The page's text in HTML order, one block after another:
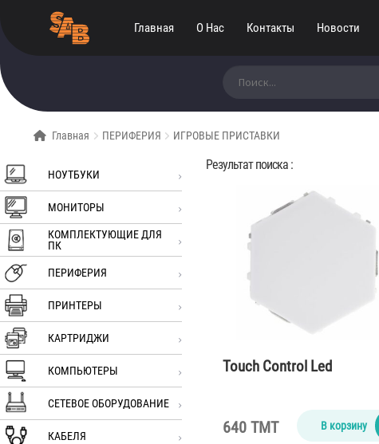
Главная О Нас Контакты Новости
Главная ПЕРИФЕРИЯ ИГРОВЫЕ ПРИСТАВКИ
НОУТБУКИ
МОНИТОРЫ
КОМПЛЕКТУЮЩИЕ ДЛЯ
ПК
ПЕРИФЕРИЯ
ПРИНТЕРЫ
КАРТРИДЖИ
КОМПЬЮТЕРЫ
СЕТЕВОЕ ОБОРУДОВАНИЕ
КАБЕЛЯ
Результат поиска :
Touch Control Led
640 TMT В корзину